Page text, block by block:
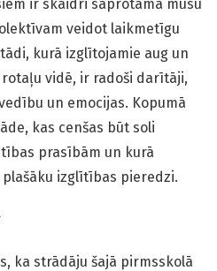
ir skaidri saprotama mūsu
veidot laikmetīgu
kurā izglītojamie aug un
vidē, ir radoši darītāji,
un emocijas. Kopumā
kas cenšas būt soli
prasībām un kurā
izglītības pieredzi.
ka strādāju šajā pirmsskolā